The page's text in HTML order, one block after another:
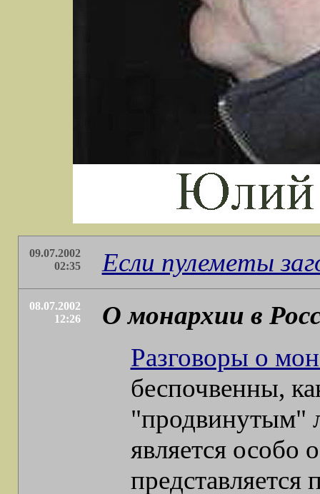
09.07.2002
02:35
Если пулеметы
08.07.2002
12:26
О монархии в
Разговоры о
беспочвенны,
"продвинутым"
является особо